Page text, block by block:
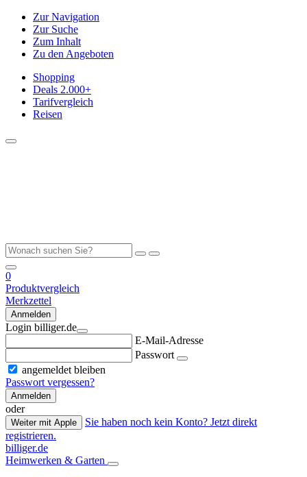
Zur Navigation
Zur Suche
Zum Inhalt
Zu den Angeboten
Shopping
Deals 2.000+
Tarifvergleich
Reisen
0
Produktvergleich
Merkzettel
Anmelden
Login billiger.de
E-Mail-Adresse
Passwort
angemeldet bleiben
Passwort vergessen?
Anmelden
oder
Weiter mit Apple
Sie haben noch kein Konto? Jetzt direkt
registrieren.
billiger.de
Heimwerken & Garten